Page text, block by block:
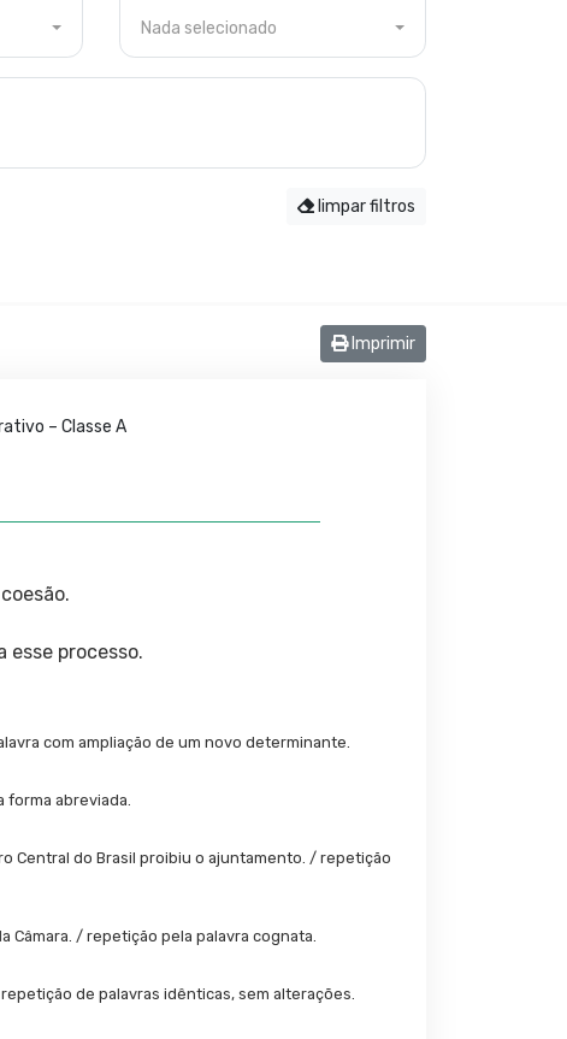
Nada selecionado
limpar filtros
Imprimir
– Classe A
processo.
com ampliação de um novo determinante.
forma abreviada.
Central do Brasil proibiu o ajuntamento. / repetição
Câmara. / repetição pela palavra cognata.
de palavras idênticas, sem alterações.